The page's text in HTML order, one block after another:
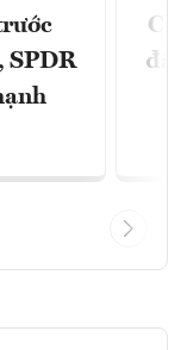
SPDR
đã